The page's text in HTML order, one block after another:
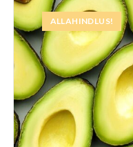
ALLAHINDLUS!